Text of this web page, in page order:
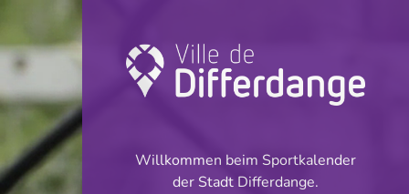
Turnier: Football
INFOS
Willkommen beim Sportkalender
der Stadt Differdange.